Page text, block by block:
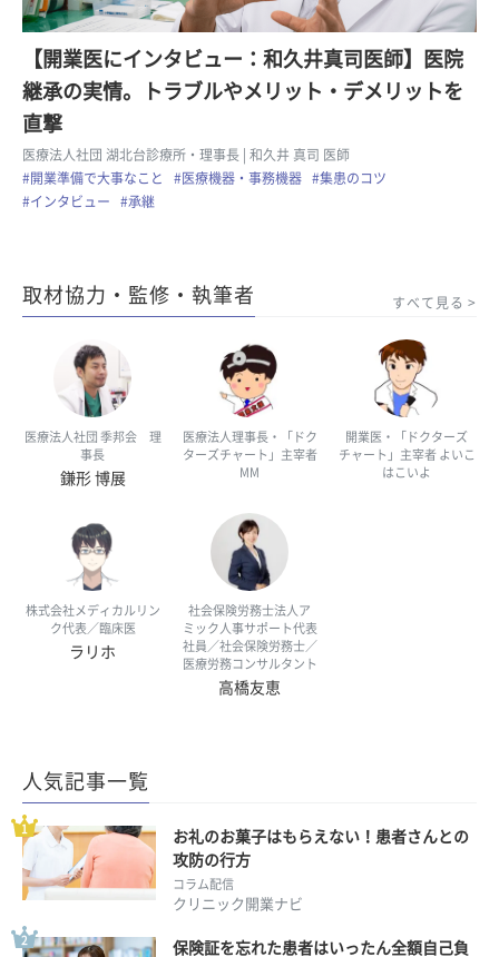
【開業医にインタビュー：和久井真司医師】医院
継承の実情。トラブルやメリット・デメリットを
直撃
医療法人社団 湖北台診療所・理事長
| 和久井 真司 医師
#開業準備で大事なこと
#医療機器・事務機器
#集患のコツ
#インタビュー
#承継
取材協力・監修・執筆者 すべて見る
医療法人社団 季邦会 理
事長
鎌形 博展
医療法人理事長・「ドク
ターズチャート」主宰者
MM
開業医・「ドクターズ
チャート」主宰者 よいこ
はこいよ
株式会社メディカルリン
ク代表／臨床医
ラリホ
社会保険労務士法人ア
ミック人事サポート代表
社員／社会保険労務士／
医療労務コンサルタント
高橋友恵
人気記事一覧
お礼のお菓子はもらえない！患者さんとの
攻防の行方
コラム配信
クリニック開業ナビ
保険証を忘れた患者はいったん全額自己負